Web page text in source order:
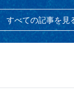
すべての記事を見